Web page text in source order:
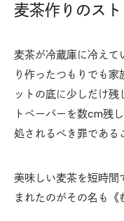
麦茶作りのスト
麦茶が冷蔵庫に冷えて
り作ったつもりでも
ットの底に少しだけ
トペーパーを数cm残
処されるべき罪である
美味しい麦茶を短時間
まれたのがその名も《